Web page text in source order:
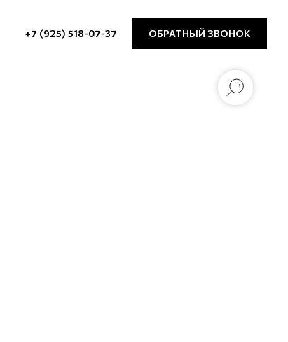
ОБРАТНЫЙ ЗВОНОК
+7 (925) 518-07-37